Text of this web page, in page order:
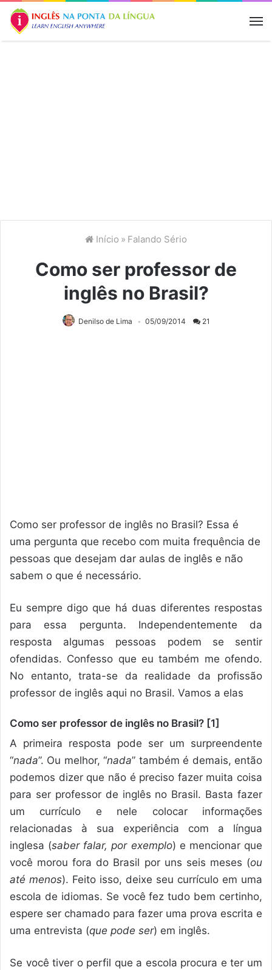
Início » Falando Sério
Como ser professor de
inglês no Brasil?
Denilso de Lima 05/09/2014 21
Como ser professor de inglês no Brasil? Essa é
uma pergunta que recebo com muita frequência de
pessoas que desejam dar aulas de inglês e não
sabem o que é necessário.
Eu sempre digo que há duas diferentes respostas
para essa pergunta. Independentemente da
resposta algumas pessoas podem se sentir
ofendidas. Confesso que eu também me ofendo.
No entanto, trata-se da realidade da profissão
professor de inglês aqui no Brasil. Vamos a elas
Como ser professor de inglês no Brasil? [1]
A primeira resposta pode ser um surpreendente
“nada”. Ou melhor, “nada” também é demais, então
podemos dizer que não é preciso fazer muita coisa
para ser professor de inglês no Brasil. Basta fazer
um currículo e nele colocar informações
relacionadas à sua experiência com a língua
inglesa (saber falar, por exemplo) e mencionar que
você morou fora do Brasil por uns seis meses (ou
até menos). Feito isso, deixe seu currículo em uma
escola de idiomas. Se você fez tudo bem certinho,
espere ser chamado para fazer uma prova escrita e
uma entrevista (que pode ser) em inglês.
Se você tiver o perfil que a escola procura e ter um